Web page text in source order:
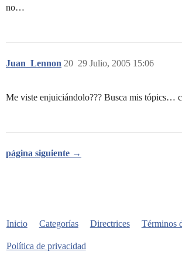
no…
Juan_Lennon 29 Julio, 2005 15:06
20
Me viste enjuiciándolo??? Busca mis tópics…
página siguiente →
Inicio Categorías Directrices Términos
Política de privacidad